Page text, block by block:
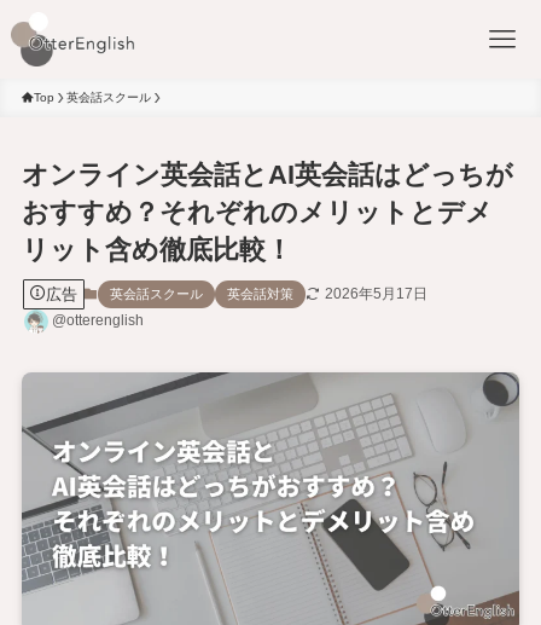
Top 英会話スクール
オンライン英会話とAI英会話はどっちが
おすすめ？それぞれのメリットとデメ
リット含め徹底比較！
広告 英会話スクール 英会話対策
2026年5月17日
@otterenglish